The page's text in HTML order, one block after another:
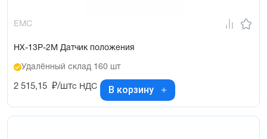
EMC
HX-13P-2M Датчик положения
Удалённый склад 160 шт
2 515,15 ₽/штс НДС В корзину